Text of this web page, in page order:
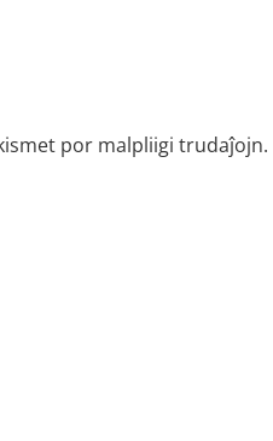
por malpliigi trudaĵojn.